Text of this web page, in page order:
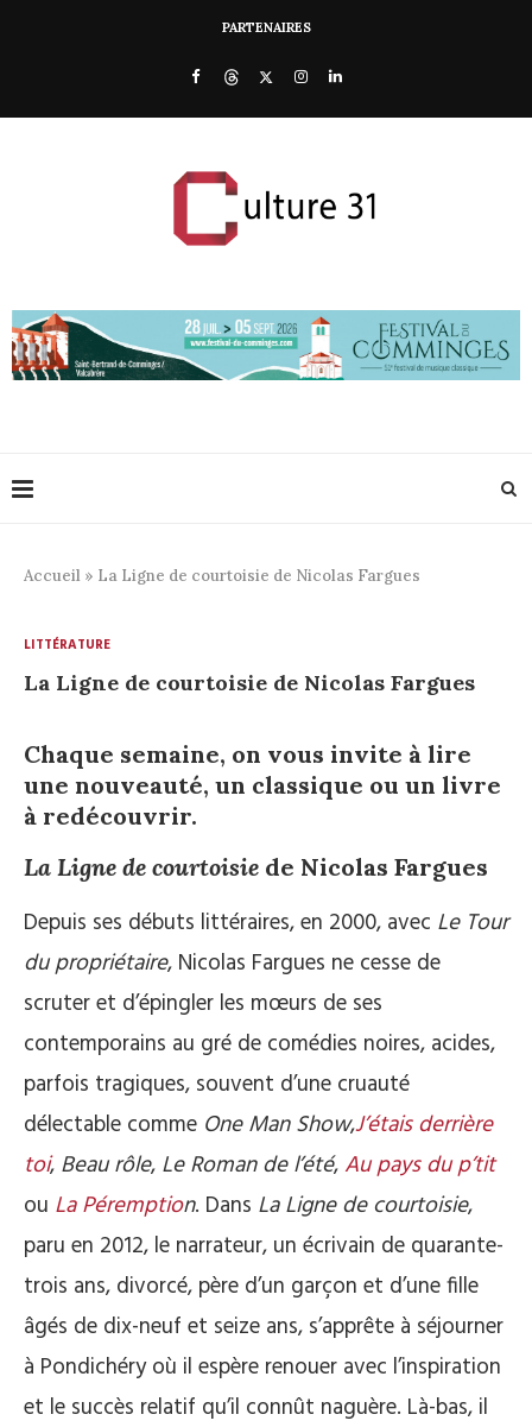
PARTENAIRES
Accueil » La Ligne de courtoisie de Nicolas Fargues
LITTÉRATURE
La Ligne de courtoisie de Nicolas Fargues
Chaque semaine, on vous invite à lire
une nouveauté, un classique ou un livre
à redécouvrir.
La Ligne de courtoisie de Nicolas Fargues
Depuis ses débuts littéraires, en 2000, avec Le Tour
du propriétaire, Nicolas Fargues ne cesse de
scruter et d’épingler les mœurs de ses
contemporains au gré de comédies noires, acides,
parfois tragiques, souvent d’une cruauté
délectable comme One Man Show,J’étais derrière
toi, Beau rôle, Le Roman de l’été, Au pays du p’tit
ou La Péremption. Dans La Ligne de courtoisie,
paru en 2012, le narrateur, un écrivain de quarante-
trois ans, divorcé, père d’un garçon et d’une fille
âgés de dix-neuf et seize ans, s’apprête à séjourner
à Pondichéry où il espère renouer avec l’inspiration
et le succès relatif qu’il connût naguère. Là-bas, il